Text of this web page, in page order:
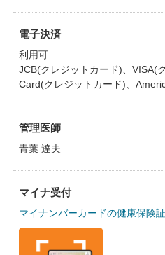
電子決済
利用可
JCB(クレジットカード)、VISA(
Card(クレジットカード)、
管理医師
青葉 達夫
マイナ受付
マイナンバーカードの健康保険